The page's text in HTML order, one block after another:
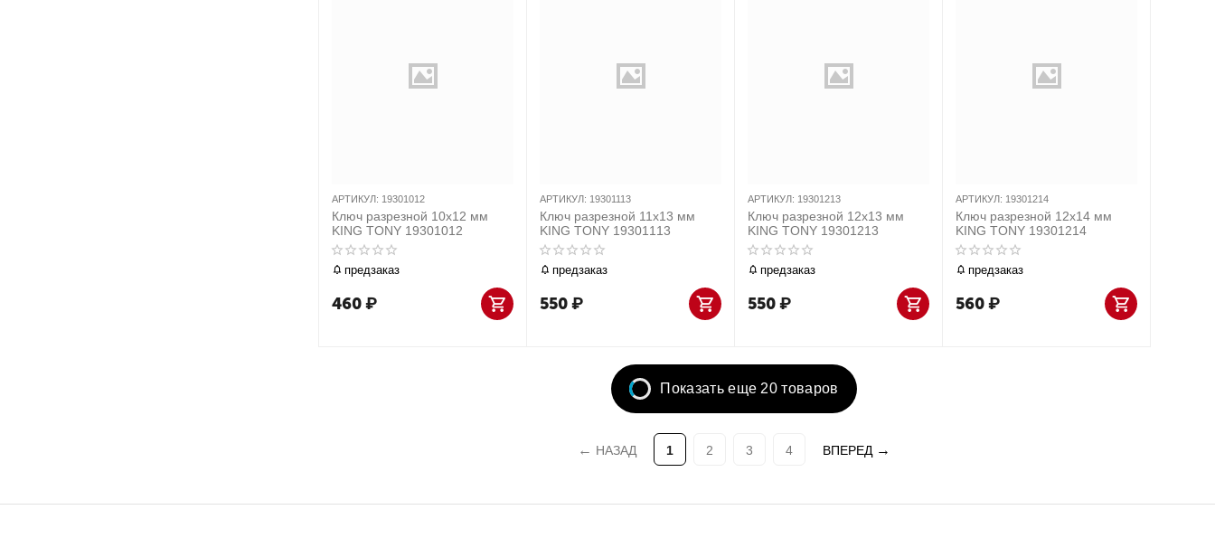
АРТИКУЛ: 19301012
Ключ разрезной 10x12 мм
KING TONY 19301012
предзаказ
460₽
АРТИКУЛ: 19301113
Ключ разрезной 11x13 мм
KING TONY 19301113
предзаказ
550₽
АРТИКУЛ: 19301213
Ключ разрезной 12x13 мм
KING TONY 19301213
предзаказ
550₽
АРТИКУЛ: 19301214
Ключ разрезной 12x14 мм
KING TONY 19301214
предзаказ
560₽
Показать еще 20 товаров
НАЗАД 1 2 3 4 ВПЕРЕД